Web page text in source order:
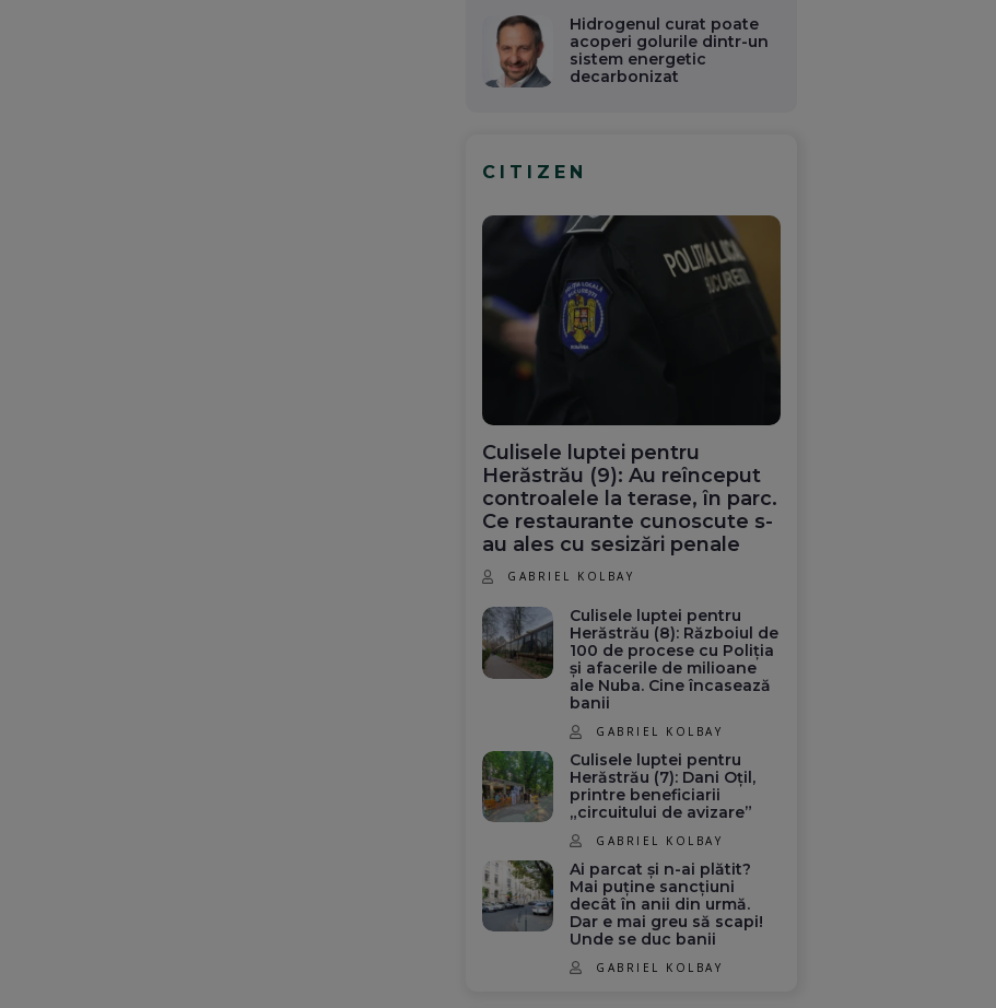
Hidrogenul curat poate
acoperi golurile dintr-un
sistem energetic
decarbonizat
CITIZEN
Culisele luptei pentru
Herăstrău (9): Au reînceput
controalele la terase, în parc.
Ce restaurante cunoscute s-
au ales cu sesizări penale
GABRIEL KOLBAY
Culisele luptei pentru
Herăstrău (8): Războiul de
100 de procese cu Poliția
și afacerile de milioane
ale Nuba. Cine încasează
banii
GABRIEL KOLBAY
Culisele luptei pentru
Herăstrău (7): Dani Oțil,
printre beneficiarii
„circuitului de avizare”
GABRIEL KOLBAY
Ai parcat și n-ai plătit?
Mai puține sancțiuni
decât în anii din urmă.
Dar e mai greu să scapi!
Unde se duc banii
GABRIEL KOLBAY